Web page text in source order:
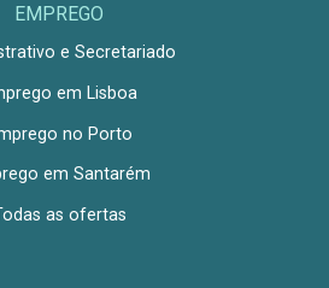
EMPREGO
e Secretariado
em Lisboa
no Porto
em Santarém
as ofertas